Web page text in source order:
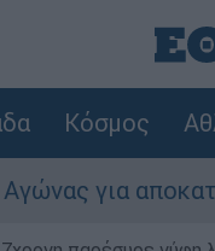
Κόσμος
αποκατάσταση